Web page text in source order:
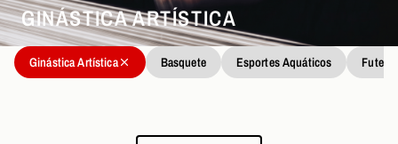
GINÁSTICA ARTÍSTICA
Ginástica Artística Basquete Esportes Aquáticos